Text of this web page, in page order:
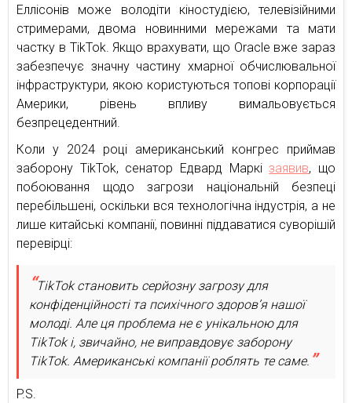
Еллісонів може володіти кіностудією, телевізійними
стримерами, двома новинними мережами та мати
частку в TikTok. Якщо врахувати, що Oracle вже зараз
забезпечує значну частину хмарної обчислювальної
інфраструктури, якою користуються топові корпорації
Америки, рівень впливу вимальовується
безпрецедентний.
Коли у 2024 році американський конгрес приймав
заборону TikTok, сенатор Едвард Маркізаявив, що
побоювання щодо загрози національній безпеці
перебільшені, оскільки вся технологічна індустрія, а не
лише китайські компанії, повинні піддаватися суворішій
перевірці:
TikTok становить серйозну загрозу для
конфіденційності та психічного здоров’я нашої
молоді. Але ця проблема не є унікальною для
TikTok і, звичайно, не виправдовує заборону
TikTok. Американські компанії роблять те саме.
P.S.